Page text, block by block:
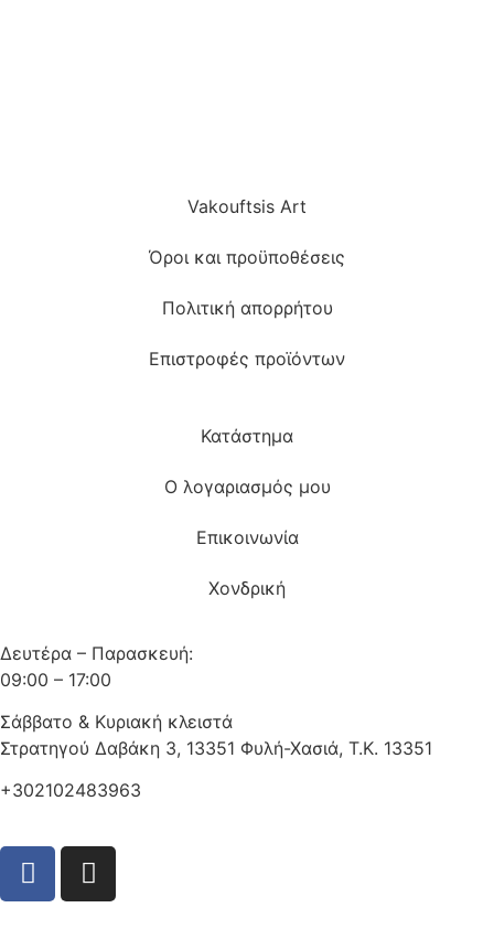
Vakouftsis Art
Όροι και προϋποθέσεις
Πολιτική απορρήτου
Επιστροφές προϊόντων
Κατάστημα
Ο λογαριασμός μου
Επικοινωνία
Χονδρική
Δευτέρα – Παρασκευή:
09:00 – 17:00
Σάββατο & Κυριακή κλειστά
Στρατηγού Δαβάκη 3, 13351 Φυλή-Χασιά, Τ.Κ. 13351
+302102483963